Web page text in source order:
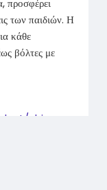
προσφέρει
των παιδιών. Η
κάθε
βόλτες με
chicco-